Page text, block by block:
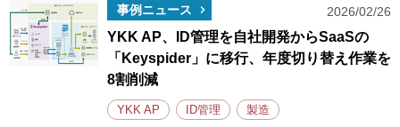
事例ニュース 2026/02/26
YKK AP、ID管理を自社開発からSaaSの
「Keyspider」に移行、年度切り替え作業を
8割削減
YKK AP ID管理 製造